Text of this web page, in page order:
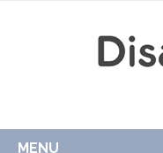
MENU